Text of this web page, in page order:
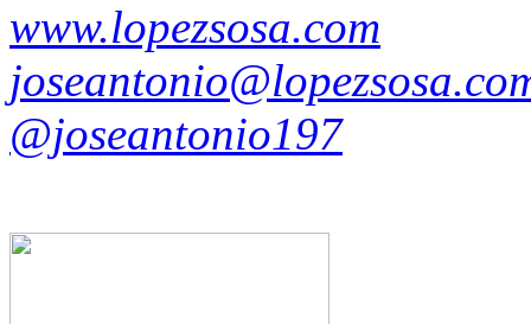
www.lopezsosa.com
@joseantonio197